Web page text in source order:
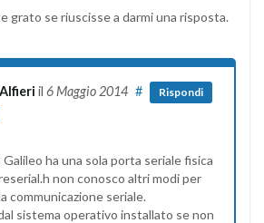
grato se riuscisse a darmi una risposta.
il 6 Maggio 2014 # Rispondi
ha una sola porta seriale fisica
non conosco altri modi per
communicazione seriale.
sistema operativo installato se non